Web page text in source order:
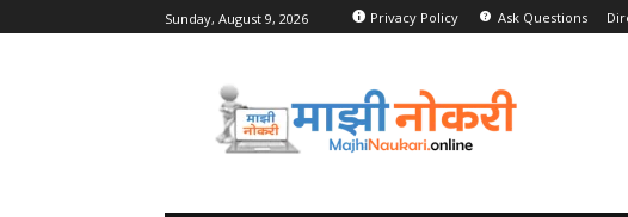
Sunday, August 9, 2026 Privacy Policy Ask Questions